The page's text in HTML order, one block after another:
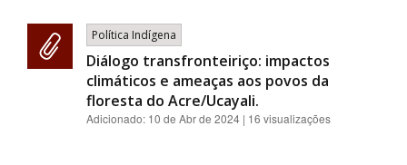
Política Indígena
Diálogo transfronteiriço: impactos
climáticos e ameaças aos povos da
floresta do Acre/Ucayali.
Adicionado: 10 de Abr de 2024 | 16 visualizações